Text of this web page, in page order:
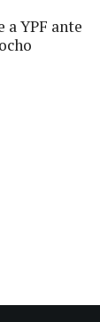
YPF ante